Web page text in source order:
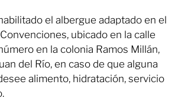
el albergue adaptado en el
ubicado en la calle
en la colonia Ramos Millán,
del Río, en caso de que alguna
alimento, hidratación, servicio